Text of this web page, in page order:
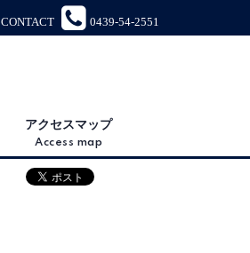
CONTACT 0439-54-2551
アクセスマップ
Access map